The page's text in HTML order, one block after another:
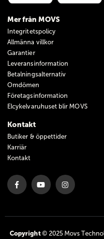
Mer från MOVS
Integritetspolicy
Allmänna villkor
Garantier
Leveransinformation
Betalningsalternativ
Omdömen
Företagsinformation
Elcykelvaruhuset blir MOVS
Kontakt
Butiker & öppettider
Karriär
Kontakt
Copyright© 2025 Movs